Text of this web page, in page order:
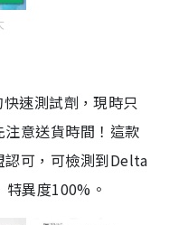
速測試劑，現時只
意送貨時間！這款
認可，可檢測到Delta
異度100%。